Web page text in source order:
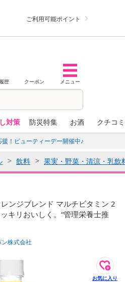
ご利用可能ポイント
歴 クーポン メニュー
対策 防災特集 お酒 クチコ
！ビューティーデー開催中♪
飲料 果実・野菜・清涼・乳飲
ンジブレンド マルチビタミン 2
キリおいしく。“管理栄養士推
株式会社